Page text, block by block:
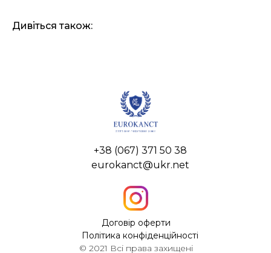
Дивіться також:
© 2021 Всі права захищені
+38 (067) 371 50 38
eurokanct@ukr.net
Політика конфіденційності
Договір оферти